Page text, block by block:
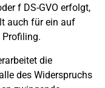
f DS-GVO erfolgt,
auch für ein auf
die
des Widerspruchs